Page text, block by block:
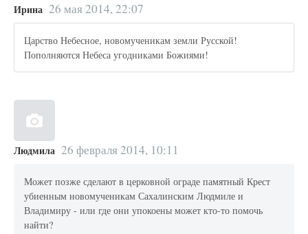
Ирина 26 мая 2014, 22:07
Царство Небесное, новомученикам земли Русской!
Пополняются Небеса угодниками Божиями!
Людмила 26 февраля 2014, 10:11
Может позже сделают в церковной ограде памятный Крест
убиенным новомученикам Сахалинским Людмиле и
Владимиру - или где они упокоены может кто-то помочь
найти?